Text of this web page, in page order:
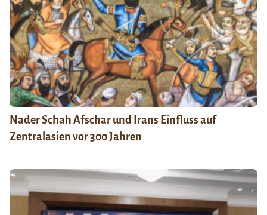
Nader Schah Afschar und Irans Einfluss auf
Zentralasien vor 300 Jahren